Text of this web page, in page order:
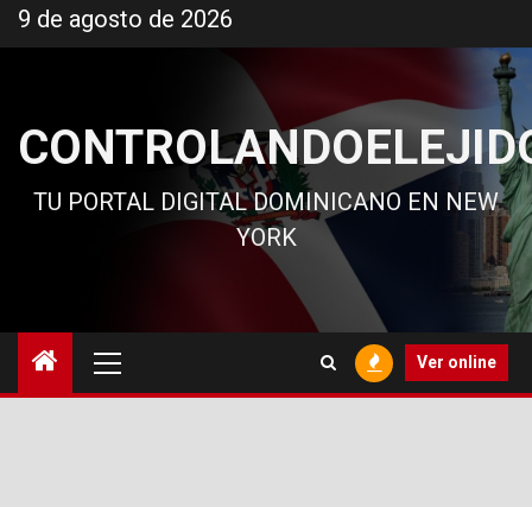
al
9 de agosto de 2026
TU PORTAL DIGITAL DOMINICANO EN NEW
YORK
principal
Ver online